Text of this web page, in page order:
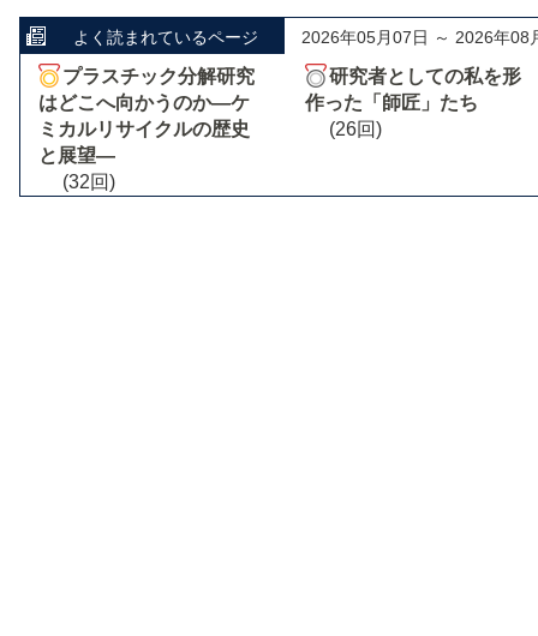
よく読まれているページ 2026年05月07日 ～ 2026年08
プラスチック分解研究
はどこへ向かうのか―ケ
ミカルリサイクルの歴史
と展望―
(32回)
研究者としての私を形
作った「師匠」たち
(26回)